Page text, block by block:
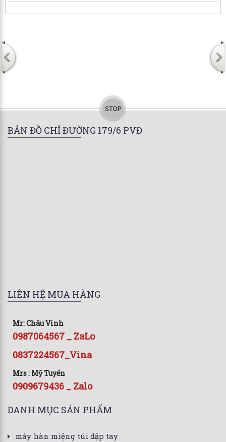
BẢN ĐỒ CHỈ ĐƯỜNG 179/6 PVĐ
LIÊN HỆ MUA HÀNG
Mr: Châu Vinh
0987064567 _ ZaLo
0837224567_Vina
Mrs : Mỹ Tuyến
0909679436 _ Zalo
DANH MỤC SẢN PHẨM
máy hàn miệng túi dập tay